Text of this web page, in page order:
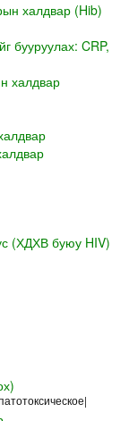
халдвар (Hib)
бууруулах: CRP,
халдвар
(ХДХВ буюу HIV)